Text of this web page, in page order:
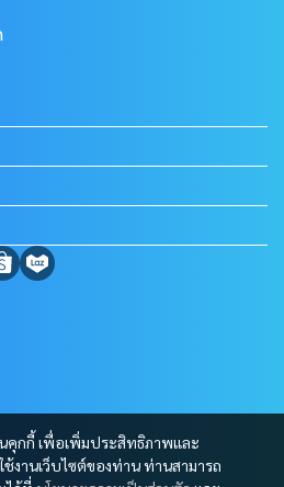
คุกกี้ เพื่อเพิ่มประสิทธิภาพและ
งานเว็บไซต์ของท่าน ท่านสามารถ